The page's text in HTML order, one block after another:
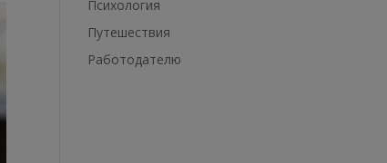
Психология
Путешествия
Работодателю